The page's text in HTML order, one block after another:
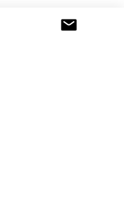
MARIAGE LILLE